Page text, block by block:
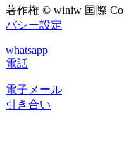
著作権 © winiw 国際
バシー設定
whatsapp
電話
電子メール
引き合い